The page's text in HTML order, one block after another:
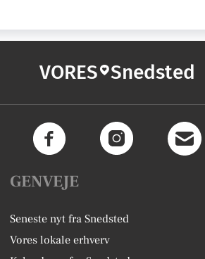
VORES Snedsted
GENVEJE
Seneste nyt fra Snedsted
Vores lokale erhverv